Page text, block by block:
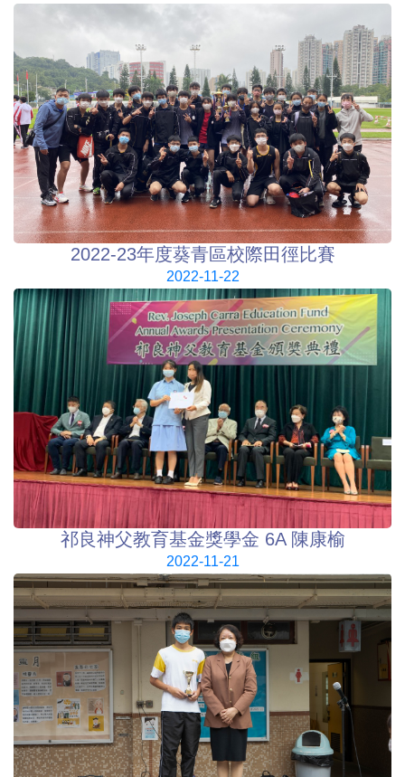
2022-23年度葵青區校際田徑比賽
2022-11-22
祁良神父教育基金獎學金 6A 陳康榆
2022-11-21